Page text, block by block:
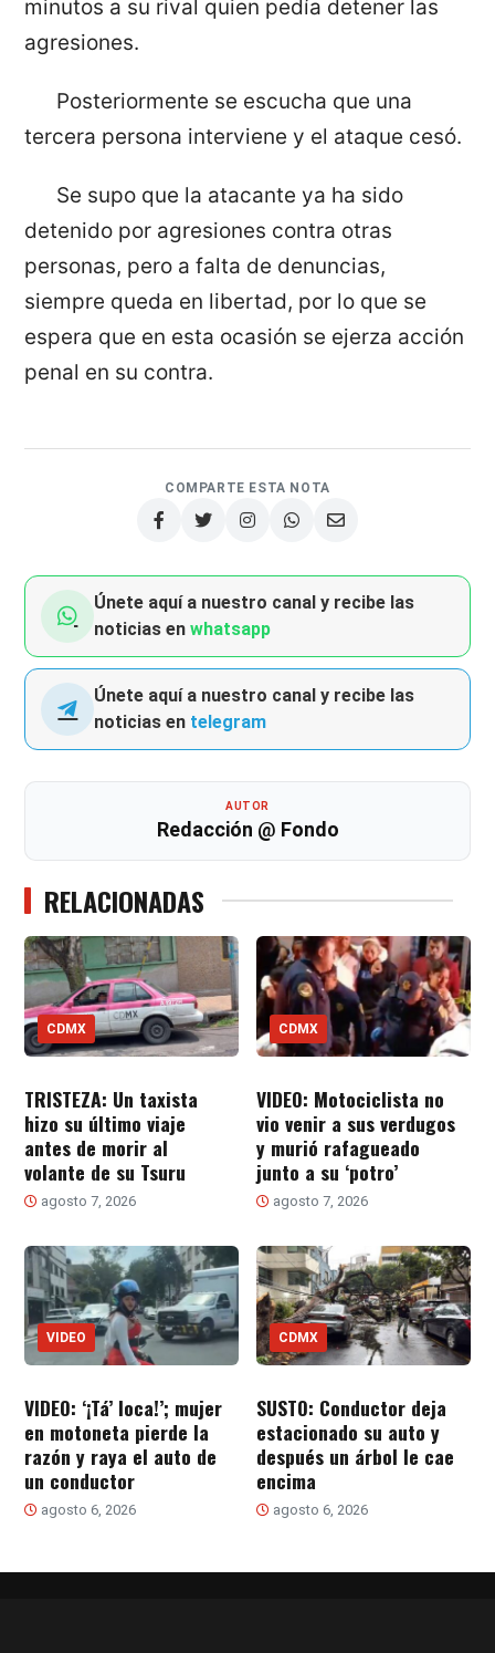
minutos a su rival quien pedía detener las
agresiones.
Posteriormente se escucha que una
tercera persona interviene y el ataque cesó.
Se supo que la atacante ya ha sido
detenido por agresiones contra otras
personas, pero a falta de denuncias,
siempre queda en libertad, por lo que se
espera que en esta ocasión se ejerza acción
penal en su contra.
COMPARTE ESTA NOTA
Únete aquí a nuestro canal y recibe las
noticias enwhatsapp
Únete aquí a nuestro canal y recibe las
noticias en telegram
AUTOR
Redacción @ Fondo
RELACIONADAS
CDMX
TRISTEZA: Un taxista
hizo su último viaje
antes de morir al
volante de su Tsuru
agosto 7, 2026
CDMX
VIDEO: Motociclista no
vio venir a sus verdugos
y murió rafagueado
junto a su ‘potro’
agosto 7, 2026
VIDEO
VIDEO: ‘¡Tá’ loca!’; mujer
en motoneta pierde la
razón y raya el auto de
un conductor
agosto 6, 2026
CDMX
SUSTO: Conductor deja
estacionado su auto y
después un árbol le cae
encima
agosto 6, 2026